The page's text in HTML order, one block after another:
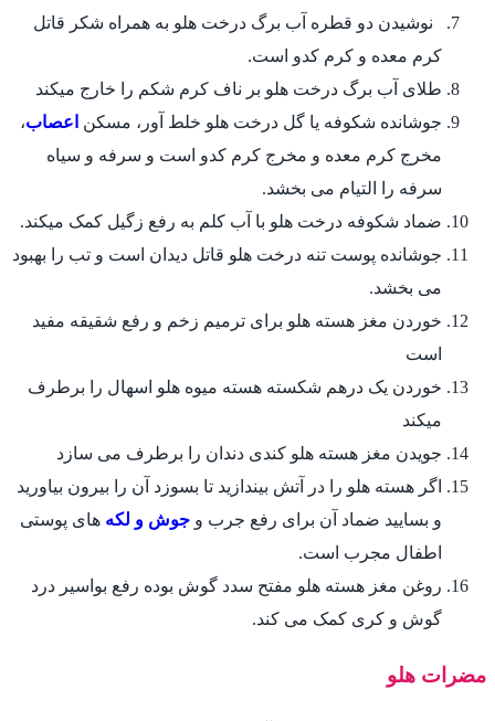
نوشیدن دو قطره آب برگ درخت هلو به همراه شکر قاتل
کرم معده و کرم کدو است.
طلای آب برگ درخت هلو بر ناف کرم شکم را خارج میکند
جوشانده شکوفه یا گل درخت هلو خلط‌ آور، مسکن اعصاب،
مخرج کرم معده و مخرج کرم کدو است و سرفه و سیاه
سرفه را التیام می بخشد.
ضماد شکوفه درخت هلو با آب کلم به رفع زگیل کمک میکند.
جوشانده پوست تنه درخت هلو قاتل دیدان است و تب را بهبود
می بخشد.
خوردن مغز هسته هلو برای ترمیم زخم و رفع شقیقه مفید
است
خوردن یک درهم شکسته هسته میوه هلو اسهال را برطرف
میکند
جویدن مغز هسته هلو کندی دندان را برطرف می سازد
اگر هسته هلو را در آتش بیندازید تا بسوزد آن را بیرون بیاورید
و بسایید ضماد آن برای رفع جرب و جوش و لکه های پوستی
اطفال مجرب است.
روغن مغز هسته هلو مفتح سدد گوش بوده رفع بواسیر درد
گوش و کری کمک می کند.
مضرات هلو